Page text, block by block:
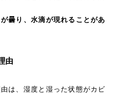
曇り、水滴が現れることがあ
由
は、湿度と湿った状態がカビ